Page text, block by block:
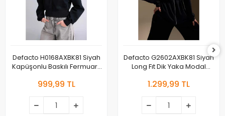
Defacto H0168AXBK81 Siyah
Kapüşonlu Baskılı Fermuarlı
999,99 TL
Defacto G2602AXBK81 Siyah
Long Fıt Dik Yaka Modal
1.299,99 TL